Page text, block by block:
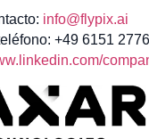
info@flypix.ai
+49 6151